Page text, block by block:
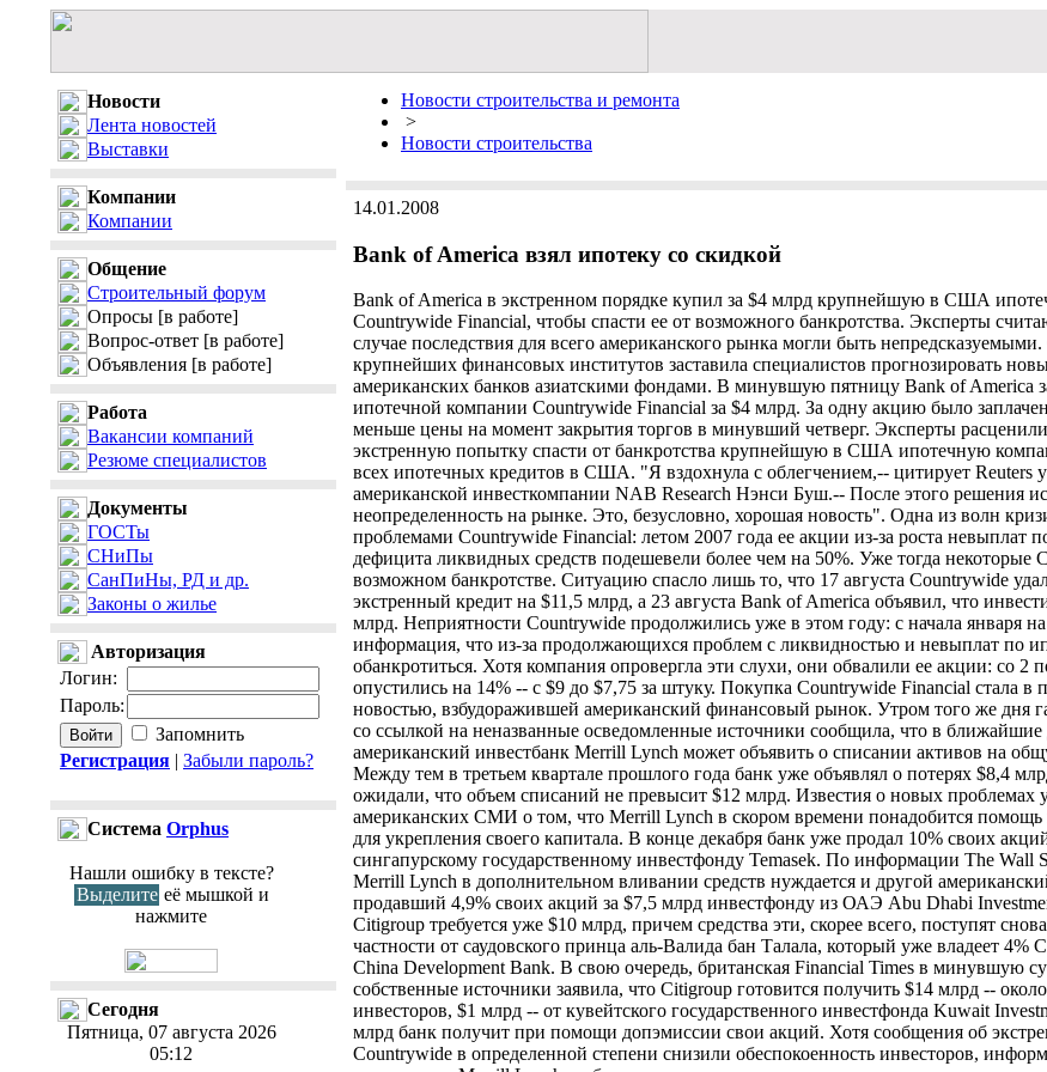
Новости
Лента новостей
Выставки
Компании
Компании
Общение
Строительный форум
Опросы [в работе]
Вопрос-ответ [в работе]
Объявления [в работе]
Работа
Вакансии компаний
Резюме специалистов
Документы
ГОСТы
СНиПы
СанПиНы, РД и др.
Законы о жилье
Авторизация
Логин:
Пароль:
Запомнить
Регистрация | Забыли пароль?
Cистема Orphus
Нашли ошибку в тексте?
Выделите её мышкой и
нажмите
Сегодня
Пятница, 07 августа 2026
05:12
Новости строительства и ремонта
>
Новости строительства
14.01.2008
Bank of America взял ипотеку со скидкой
Bank of America в экстренном порядке купил за $4 млрд крупнейшую в США
Countrywide Financial, чтобы спасти ее от возможного банкротства. Эксперты
случае последствия для всего американского рынка могли быть
крупнейших финансовых институтов заставила специалистов прогнозировать
американских банков азиатскими фондами. В минувшую пятницу Bank of America
ипотечной компании Countrywide Financial за $4 млрд. За одну акцию было
меньше цены на момент закрытия торгов в минувший четверг. Эксперты
экстренную попытку спасти от банкротства крупнейшую в США ипотечную
всех ипотечных кредитов в США. "Я вздохнула с облегчением,-- цитирует Reuters
американской инвесткомпании NAB Research Нэнси Буш.-- После этого решения
неопределенность на рынке. Это, безусловно, хорошая новость". Одна из волн
проблемами Countrywide Financial: летом 2007 года ее акции из-за роста невыплат
дефицита ликвидных средств подешевели более чем на 50%. Уже тогда
возможном банкротстве. Ситуацию спасло лишь то, что 17 августа Countrywide
экстренный кредит на $11,5 млрд, а 23 августа Bank of America объявил, что
млрд. Неприятности Countrywide продолжились уже в этом году: с начала января
информация, что из-за продолжающихся проблем с ликвидностью и невыплат по
обанкротиться. Хотя компания опровергла эти слухи, они обвалили ее акции: со 2
опустились на 14% -- с $9 до $7,75 за штуку. Покупка Countrywide Financial стала в
новостью, взбудоражившей американский финансовый рынок. Утром того же дня
со ссылкой на неназванные осведомленные источники сообщила, что в
американский инвестбанк Merrill Lynch может объявить о списании активов на
Между тем в третьем квартале прошлого года банк уже объявлял о потерях $8,4
ожидали, что объем списаний не превысит $12 млрд. Известия о новых проблемах
американских СМИ о том, что Merrill Lynch в скором времени понадобится помощь
для укрепления своего капитала. В конце декабря банк уже продал 10% своих
сингапурскому государственному инвестфонду Temasek. По информации The Wall
Merrill Lynch в дополнительном вливании средств нуждается и другой
продавший 4,9% своих акций за $7,5 млрд инвестфонду из ОАЭ Abu Dhabi
Citigroup требуется уже $10 млрд, причем средства эти, скорее всего, поступят
частности от саудовского принца аль-Валида бан Талала, который уже владеет 4%
China Development Bank. В свою очередь, британская Financial Times в минувшую
собственные источники заявила, что Citigroup готовится получить $14 млрд --
инвесторов, $1 млрд -- от кувейтского государственного инвестфонда Kuwait
млрд банк получит при помощи допэмиссии свои акций. Хотя сообщения об
Countrywide в определенной степени снизили обеспокоенность инвесторов,